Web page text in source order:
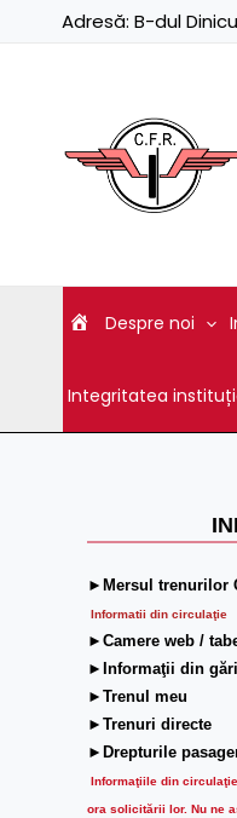
Adresă: B-dul
Despre noi
Integritatea
►Mersul trenurilor
Informatii din circulaţie
►Camere web /
►Informaţii din gări
►Trenul meu
►Trenuri directe
►Drepturile
Informaţiile din
ora solicitării lor. Nu ne